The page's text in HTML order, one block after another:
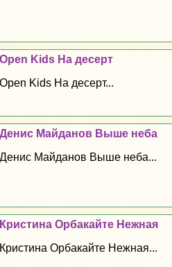
Open Kids На десерт
Open Kids На десерт...
Денис Майданов Выше неба
Денис Майданов Выше неба...
Кристина Орбакайте Нежная
Кристина Орбакайте Нежная...